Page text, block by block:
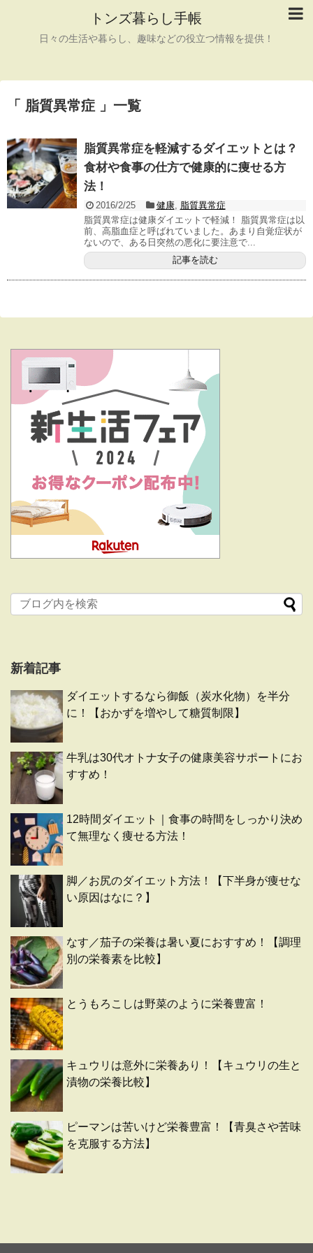
トンズ暮らし手帳
日々の生活や暮らし、趣味などの役立つ情報を提供！
「 脂質異常症 」一覧
脂質異常症を軽減するダイエットとは？
食材や食事の仕方で健康的に痩せる方
法！
2016/2/25 健康,
脂質異常症
脂質異常症は健康ダイエットで軽減！ 脂質異常症は以
前、高脂血症と呼ばれていました。あまり自覚症状が
ないので、ある日突然の悪化に要注意で...
記事を読む
新着記事
ダイエットするなら御飯（炭水化物）を半分
に！【おかずを増やして糖質制限】
牛乳は30代オトナ女子の健康美容サポートにお
すすめ！
12時間ダイエット｜食事の時間をしっかり決め
て無理なく痩せる方法！
脚／お尻のダイエット方法！【下半身が痩せな
い原因はなに？】
なす／茄子の栄養は暑い夏におすすめ！【調理
別の栄養素を比較】
とうもろこしは野菜のように栄養豊富！
キュウリは意外に栄養あり！【キュウリの生と
漬物の栄養比較】
ピーマンは苦いけど栄養豊富！【青臭さや苦味
を克服する方法】